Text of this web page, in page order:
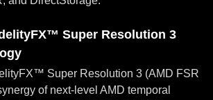
Super Resolution 3
Super Resolution 3 (AMD FSR
of next-level AMD temporal